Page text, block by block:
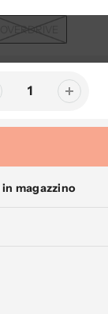
magazzino